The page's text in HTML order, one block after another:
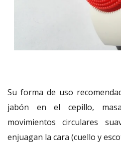
Su forma de uso
jabón en el cepillo,
movimientos circulares
enjuagan la cara (cuello y